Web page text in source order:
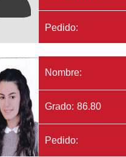
Pedido:
Nombre:
Grado: 86.80
Pedido: